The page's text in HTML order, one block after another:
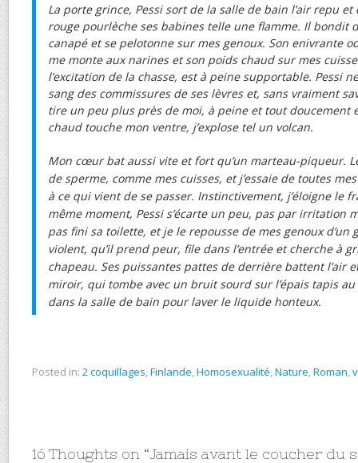
La porte grince, Pessi sort de la salle de bain l’air repu
rouge pourlèche ses babines telle une flamme. Il bondit
canapé et se pelotonne sur mes genoux. Son enivrante
me monte aux narines et son poids chaud sur mes
l’excitation de la chasse, est à peine supportable. Pessi
sang des commissures de ses lèvres et, sans vraiment
tire un peu plus près de moi, à peine et tout doucement
chaud touche mon ventre, j’explose tel un volcan.
Mon cœur bat aussi vite et fort qu’un marteau-piqueur.
de sperme, comme mes cuisses, et j’essaie de toutes
à ce qui vient de se passer. Instinctivement, j’éloigne le
même moment, Pessi s’écarte un peu, pas par irritation
pas fini sa toilette, et je le repousse de mes genoux d’un
violent, qu’il prend peur, file dans l’entrée et cherche à
chapeau. Ses puissantes pattes de derrière battent l’air
miroir, qui tombe avec un bruit sourd sur l’épais tapis
dans la salle de bain pour laver le liquide honteux.
Posted in: 2 coquillages,Finlande,Homosexualité,Nature,Roman,
16 Thoughts on “Jamais avant le coucher du